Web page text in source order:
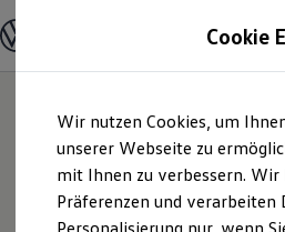
Hauptinhalt
springen
Footer
springen
Modelle und Konfigurator
Modelle vergleichen
Elektroautos
ENERGY Sondermodelle
Nutzfahrzeuge
SUV und CUV
Familienautos
Kombis
Cookie
Wir nutzen Cookies, um
unserer Webseite zu
mit Ihnen zu verbessern.
Präferenzen und
Personalisierung nur, wenn